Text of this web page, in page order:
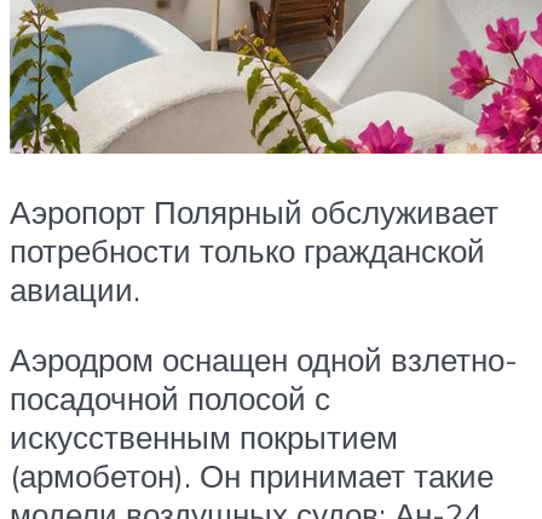
Аэропорт Полярный обслуживает
потребности только гражданской
авиации.
Аэродром оснащен одной взлетно-
посадочной полосой с
искусственным покрытием
(армобетон). Он принимает такие